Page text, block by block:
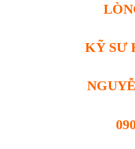
KỸ SƯ